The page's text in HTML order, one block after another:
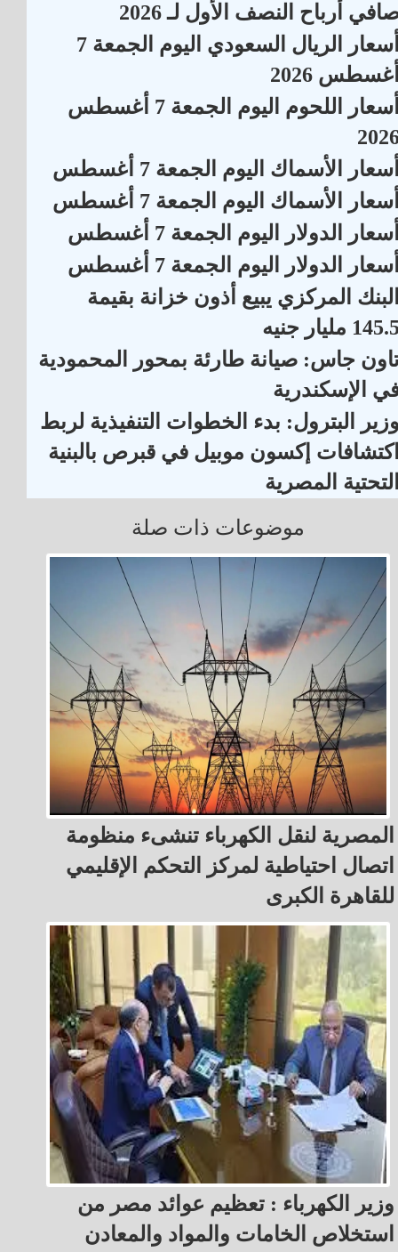
أرباح النصف الأول لـ 2026
أسعار الريال السعودي اليوم الجمعة 7
2026
أسعار اللحوم اليوم الجمعة 7 أغسطس
الأسماك اليوم الجمعة 7 أغسطس
الأسماك اليوم الجمعة 7 أغسطس
الدولار اليوم الجمعة 7 أغسطس
الدولار اليوم الجمعة 7 أغسطس
المركزي يبيع أذون خزانة بقيمة
مليار جنيه
جاس: صيانة طارئة بمحور المحمودية
الإسكندرية
البترول: بدء الخطوات التنفيذية لربط
إكسون موبيل في قبرص بالبنية
المصرية
موضوعات ذات صلة
المصرية لنقل الكهرباء تنشىء منظومة
اتصال احتياطية لمركز التحكم الإقليمي
للقاهرة الكبرى
وزير الكهرباء : تعظيم عوائد مصر من
استخلاص الخامات والمواد والمعادن